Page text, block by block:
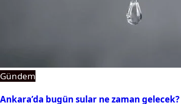
Gündem
Ankara’da bugün sular ne zaman